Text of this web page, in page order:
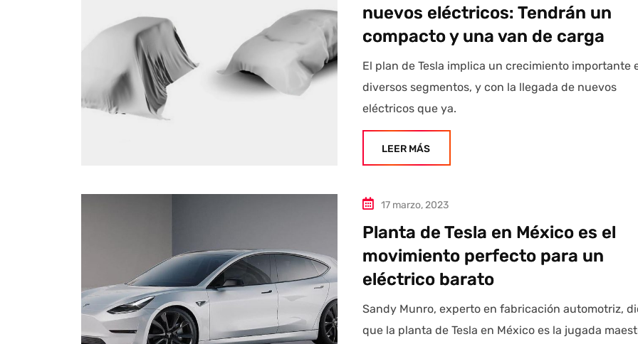
nuevos eléctricos: Tendrán un
compacto y una van de carga
El plan de Tesla implica un crecimiento importante
diversos segmentos, y con la llegada de nuevos
eléctricos que ya.
LEER MÁS
17 marzo, 2023
Planta de Tesla en México es el
movimiento perfecto para un
eléctrico barato
Sandy Munro, experto en fabricación automotriz,
que la planta de Tesla en México es la jugada